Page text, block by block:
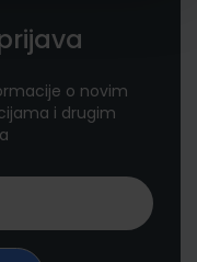
o novim
i drugim